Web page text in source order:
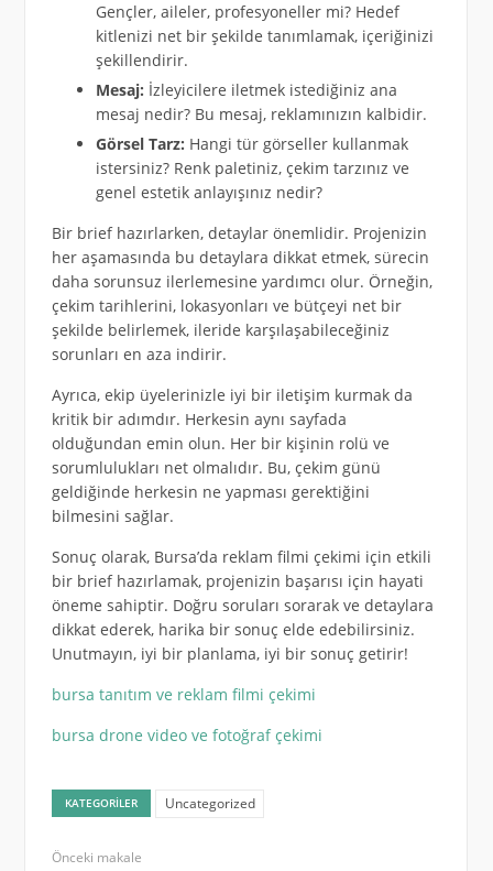
Gençler, aileler, profesyoneller mi? Hedef
kitlenizi net bir şekilde tanımlamak, içeriğinizi
şekillendirir.
Mesaj: İzleyicilere iletmek istediğiniz ana
mesaj nedir? Bu mesaj, reklamınızın kalbidir.
Görsel Tarz: Hangi tür görseller kullanmak
istersiniz? Renk paletiniz, çekim tarzınız ve
genel estetik anlayışınız nedir?
Bir brief hazırlarken, detaylar önemlidir. Projenizin
her aşamasında bu detaylara dikkat etmek, sürecin
daha sorunsuz ilerlemesine yardımcı olur. Örneğin,
çekim tarihlerini, lokasyonları ve bütçeyi net bir
şekilde belirlemek, ileride karşılaşabileceğiniz
sorunları en aza indirir.
Ayrıca, ekip üyelerinizle iyi bir iletişim kurmak da
kritik bir adımdır. Herkesin aynı sayfada
olduğundan emin olun. Her bir kişinin rolü ve
sorumlulukları net olmalıdır. Bu, çekim günü
geldiğinde herkesin ne yapması gerektiğini
bilmesini sağlar.
Sonuç olarak, Bursa’da reklam filmi çekimi için etkili
bir brief hazırlamak, projenizin başarısı için hayati
öneme sahiptir. Doğru soruları sorarak ve detaylara
dikkat ederek, harika bir sonuç elde edebilirsiniz.
Unutmayın, iyi bir planlama, iyi bir sonuç getirir!
bursa tanıtım ve reklam filmi çekimi
bursa drone video ve fotoğraf çekimi
KATEGORILER Uncategorized
Önceki makale